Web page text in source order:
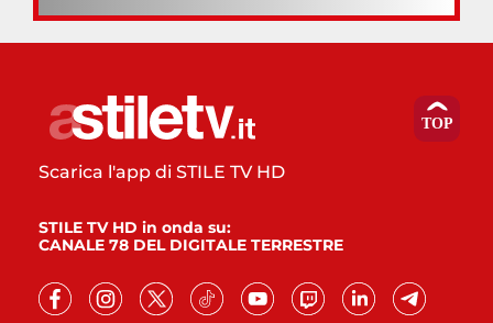
Scarica l'app di STILE TV HD
STILE TV HD in onda su:
CANALE 78 DEL DIGITALE TERRESTRE